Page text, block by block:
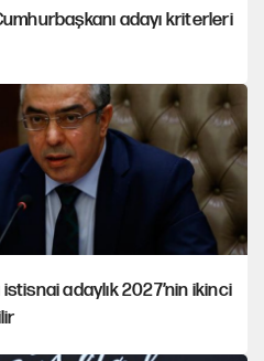
adayı kriterleri
adaylık 2027’nin ikinci